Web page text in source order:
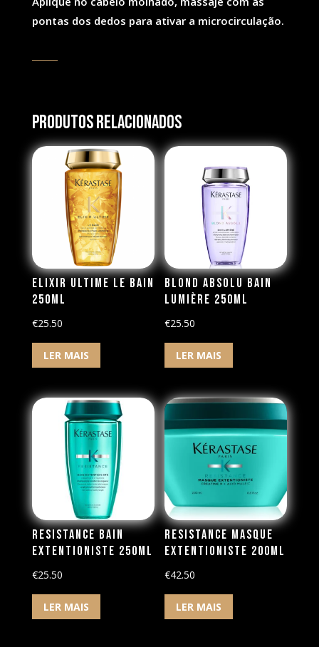
pontas dos dedos para ativar a microcirculação.
Produtos Relacionados
Elixir Ultime Le Bain
250ml
€25.50
LER MAIS
Blond Absolu Bain
Lumière 250ml
€25.50
LER MAIS
Resistance Bain
Extentioniste 250ml
€25.50
LER MAIS
Resistance Masque
Extentioniste 200ml
€42.50
LER MAIS